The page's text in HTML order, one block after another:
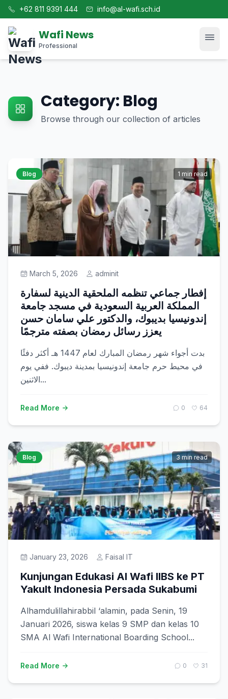
+62 811 9391 444 info@al-wafi.sch.id
Wafi News
Professional
News
Blog
Kajian
Prestasi
Category: Blog
Browse through our collection of articles
Blog 1 min read
March 5, 2026 adminit
إفطار جماعي تنظمه الملحقية الدينية لسفارة
المملكة العربية السعودية في مسجد جامعة
إندونيسيا بديبوك، والدكتور علي سامان حسن
يعزز رسائل رمضان بصفته مترجمًا
بدت أجواء شهر رمضان المبارك لعام 1447 هـ أكثر دفئًا
في محيط حرم جامعة إندونيسيا بمدينة ديبوك. ففي يوم
الاثنين...
Read More 0 64
Blog 3 min read
January 23, 2026 Faisal IT
Kunjungan Edukasi Al Wafi IIBS ke PT
Yakult Indonesia Persada Sukabumi
Alhamdulillahirabbil ‘alamin, pada Senin, 19
Januari 2026, siswa kelas 9 SMP dan kelas 10
SMA Al Wafi International Boarding School...
Read More 0 31